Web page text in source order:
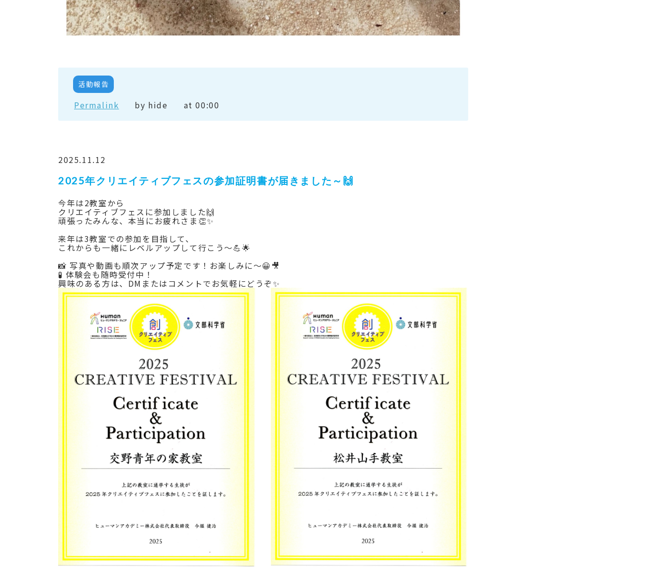
活動報告
Permalink by hide at 00:00
2025.11.12
2025年クリエイティブフェスの参加証明書が届きました～🙌
今年は2教室から
クリエイティブフェスに参加しました🙌
頑張ったみんな、本当にお疲れさま👏✨
来年は3教室での参加を目指して、
これからも一緒にレベルアップして行こう～💪🌟
📸 写真や動画も順次アップ予定です！お楽しみに〜😀🎥
🧪 体験会も随時受付中！
興味のある方は、DMまたはコメントでお気軽にどうぞ✨